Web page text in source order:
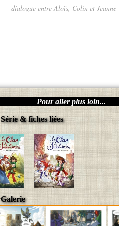
dialogue entre Aloïs, Colin et Jeanne
Pour aller plus loin...
Série & fiches liées
Galerie